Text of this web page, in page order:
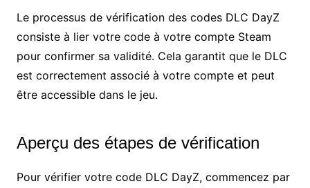
Le processus de vérification des codes DLC DayZ
consiste à lier votre code à votre compte Steam
pour confirmer sa validité. Cela garantit que le DLC
est correctement associé à votre compte et peut
être accessible dans le jeu.
Aperçu des étapes de vérification
Pour vérifier votre code DLC DayZ, commencez par